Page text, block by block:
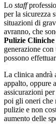
Lo staff
per la sicurezza
situazioni di
avranno, che
Pulizie
generazione
possono
La clinica andrà
appalto, oppure
assicurazioni
poi gli oneri che
pulizie e non
aumento delle